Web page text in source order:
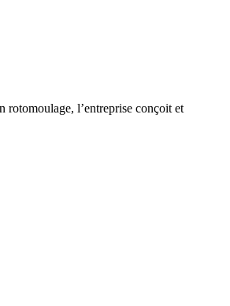
rotomoulage, l’entreprise conçoit et